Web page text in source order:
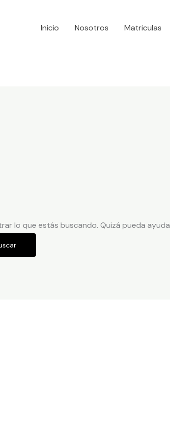
Inicio Nosotros Matriculas
lo que estás buscando. Quizá pueda